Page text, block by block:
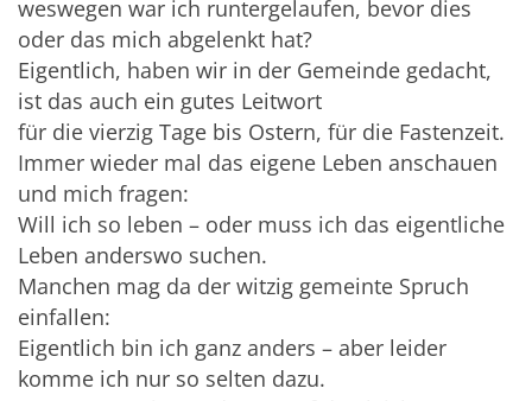
weswegen war ich runtergelaufen, bevor dies
oder das mich abgelenkt hat?
Eigentlich, haben wir in der Gemeinde gedacht,
ist das auch ein gutes Leitwort
für die vierzig Tage bis Ostern, für die Fastenzeit.
Immer wieder mal das eigene Leben anschauen
und mich fragen:
Will ich so leben – oder muss ich das eigentliche
Leben anderswo suchen.
Manchen mag da der witzig gemeinte Spruch
einfallen:
Eigentlich bin ich ganz anders – aber leider
komme ich nur so selten dazu.